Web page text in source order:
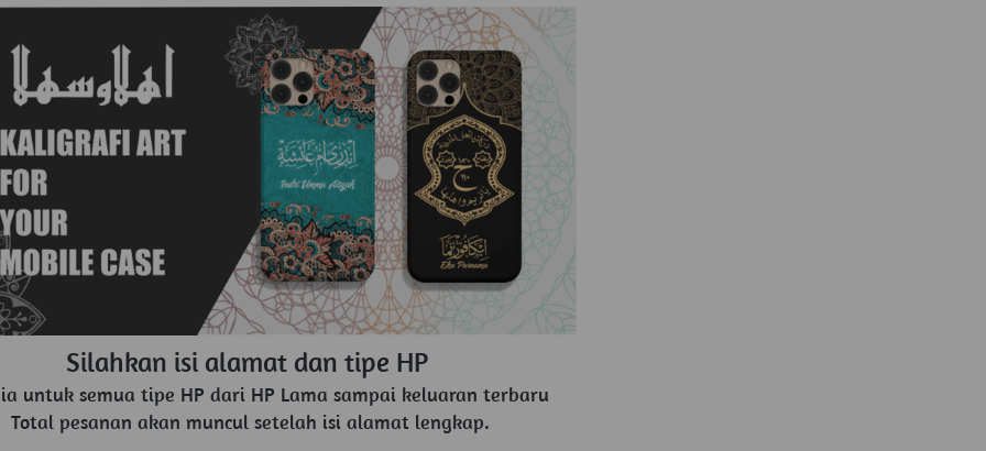
Silahkan isi alamat dan tipe HP
untuk semua tipe HP dari HP Lama sampai keluaran terbaru
Total pesanan akan muncul setelah isi alamat lengkap.